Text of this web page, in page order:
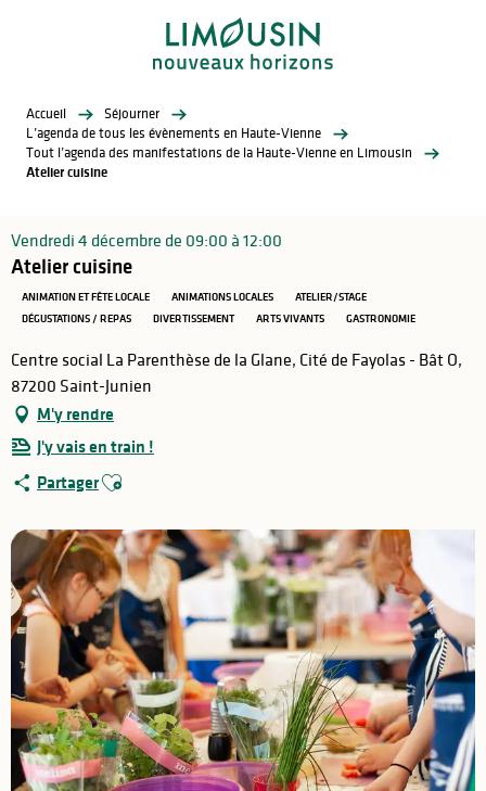
Accueil
Séjourner
L’agenda de tous les évènements en Haute-Vienne
Tout l’agenda des manifestations de la Haute-Vienne en Limousin
Atelier cuisine
Vendredi 4 décembre de 09:00 à 12:00
Atelier cuisine
ANIMATION ET FÊTE LOCALE ANIMATIONS LOCALES
ATELIER/STAGE
DÉGUSTATIONS / REPAS
DIVERTISSEMENT ARTS VIVANTS GASTRONOMIE
Centre social La Parenthèse de la Glane, Cité de Fayolas - Bât O,
87200 Saint-Junien
M'y rendre
J'y vais en train !
PartagerAjouter aux favoris